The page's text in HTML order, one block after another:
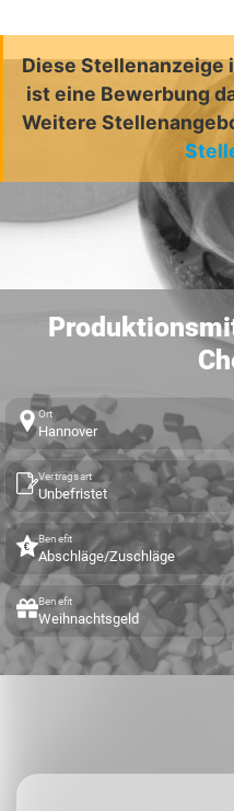
Diese Stellenanzeige
ist eine Bewerbung
Weitere
Ort
Hannover
Vertragsart
Unbefristet
Benefit
Abschläge/Zuschläge
Benefit
Weihnachtsgeld